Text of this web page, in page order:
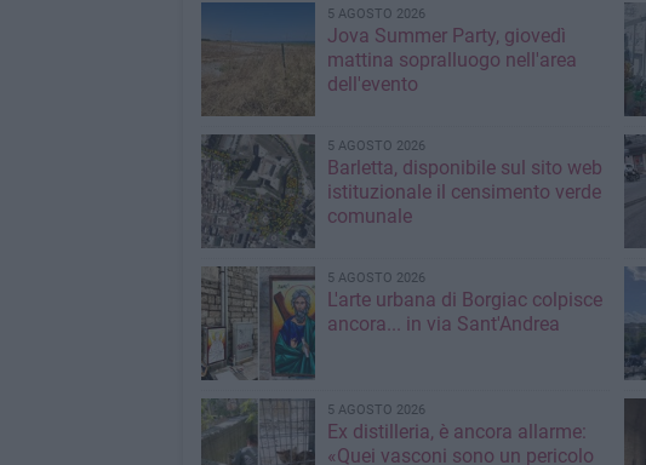
5 AGOSTO 2026
Jova Summer Party, giovedì
mattina sopralluogo nell'area
dell'evento
5 AGOSTO 2026
Barletta, disponibile sul sito web
istituzionale il censimento verde
comunale
5 AGOSTO 2026
L'arte urbana di Borgiac colpisce
ancora... in via Sant'Andrea
5 AGOSTO 2026
Ex distilleria, è ancora allarme:
«Quei vasconi sono un pericolo